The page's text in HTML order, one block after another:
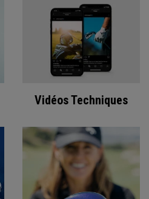
Vidéos Techniques